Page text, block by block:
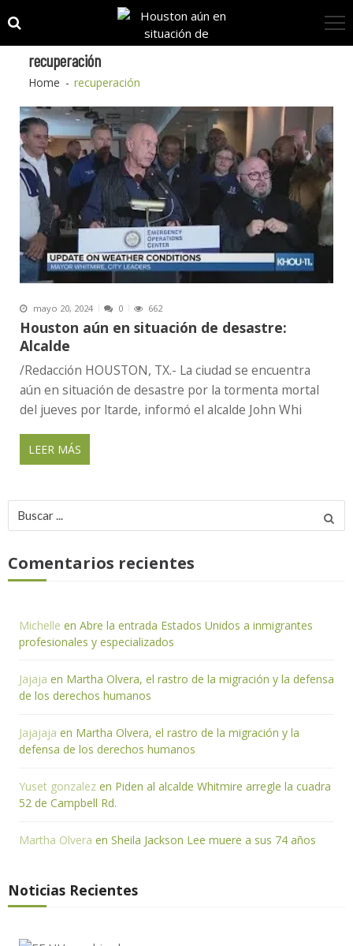
to
navigation
to
content
recuperación
Home recuperación
mayo 20, 2024 0 662
Houston aún en situación de desastre:
Alcalde
/Redacción HOUSTON, TX.- La ciudad se encuentra
aún en situación de desastre por la tormenta mortal
del jueves por ltarde, informó el alcalde John Whi
LEER MÁS
Buscar
por:
Comentarios recientes
Michelle en Abre la entrada Estados Unidos a inmigrantes
profesionales y especializados
Jajaja en Martha Olvera, el rastro de la migración y la defensa
de los derechos humanos
Jajajaja en Martha Olvera, el rastro de la migración y la
defensa de los derechos humanos
Yuset gonzalez en Piden al alcalde Whitmire arregle la cuadra
52 de Campbell Rd.
Martha Olvera en Sheila Jackson Lee muere a sus 74 años
Noticias Recientes